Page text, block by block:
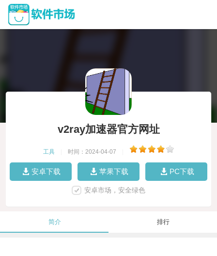
v2ray加速器官方网址
工具 时间：2024-04-07
安卓下载 苹果下载 PC下载
安卓市场，安全绿色
简介 排行